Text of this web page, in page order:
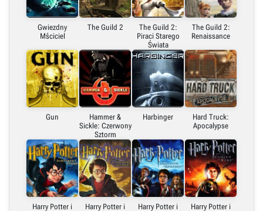
Gwiezdny
Mściciel
The Guild 2
The Guild 2:
Piraci Starego
Świata
The Guild 2:
Renaissance
Gun
Hammer &
Sickle: Czerwony
Sztorm
Harbinger
Hard Truck:
Apocalypse
Harry Potter i
Harry Potter i
Harry Potter i
Harry Potter i